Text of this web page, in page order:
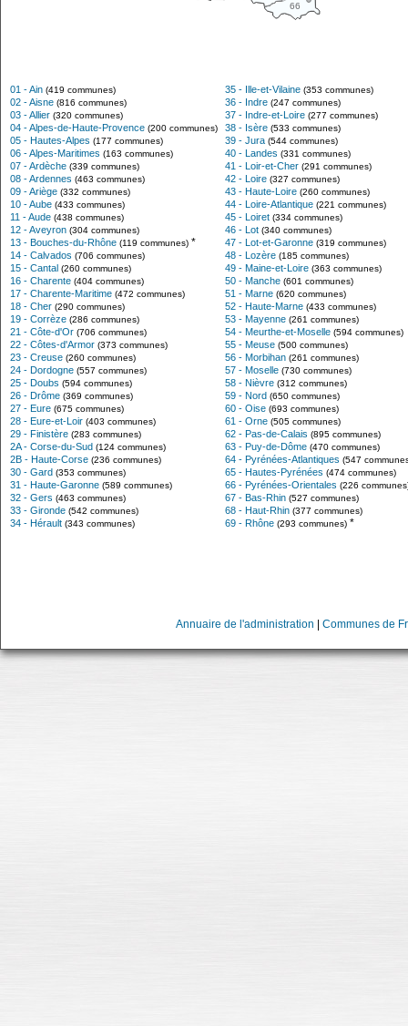
66
01 - Ain (419 communes)
02 - Aisne (816 communes)
03 - Allier (320 communes)
04 - Alpes-de-Haute-Provence (200 communes)
05 - Hautes-Alpes (177 communes)
06 - Alpes-Maritimes (163 communes)
07 - Ardèche (339 communes)
08 - Ardennes (463 communes)
09 - Ariège (332 communes)
10 - Aube (433 communes)
11 - Aude (438 communes)
12 - Aveyron (304 communes)
13 - Bouches-du-Rhône (119 communes) *
14 - Calvados (706 communes)
15 - Cantal (260 communes)
16 - Charente (404 communes)
17 - Charente-Maritime (472 communes)
18 - Cher (290 communes)
19 - Corrèze (286 communes)
21 - Côte-d'Or (706 communes)
22 - Côtes-d'Armor (373 communes)
23 - Creuse (260 communes)
24 - Dordogne (557 communes)
25 - Doubs (594 communes)
26 - Drôme (369 communes)
27 - Eure (675 communes)
28 - Eure-et-Loir (403 communes)
29 - Finistère (283 communes)
2A - Corse-du-Sud (124 communes)
2B - Haute-Corse (236 communes)
30 - Gard (353 communes)
31 - Haute-Garonne (589 communes)
32 - Gers (463 communes)
33 - Gironde (542 communes)
34 - Hérault (343 communes)
35 - Ille-et-Vilaine (353 communes)
36 - Indre (247 communes)
37 - Indre-et-Loire (277 communes)
38 - Isère (533 communes)
39 - Jura (544 communes)
40 - Landes (331 communes)
41 - Loir-et-Cher (291 communes)
42 - Loire (327 communes)
43 - Haute-Loire (260 communes)
44 - Loire-Atlantique (221 communes)
45 - Loiret (334 communes)
46 - Lot (340 communes)
47 - Lot-et-Garonne (319 communes)
48 - Lozère (185 communes)
49 - Maine-et-Loire (363 communes)
50 - Manche (601 communes)
51 - Marne (620 communes)
52 - Haute-Marne (433 communes)
53 - Mayenne (261 communes)
54 - Meurthe-et-Moselle (594 communes)
55 - Meuse (500 communes)
56 - Morbihan (261 communes)
57 - Moselle (730 communes)
58 - Nièvre (312 communes)
59 - Nord (650 communes)
60 - Oise (693 communes)
61 - Orne (505 communes)
62 - Pas-de-Calais (895 communes)
63 - Puy-de-Dôme (470 communes)
64 - Pyrénées-Atlantiques (547
65 - Hautes-Pyrénées (474 communes)
66 - Pyrénées-Orientales (226
67 - Bas-Rhin (527 communes)
68 - Haut-Rhin (377 communes)
69 - Rhône (293 communes) *
Annuaire de l'administration Communes de